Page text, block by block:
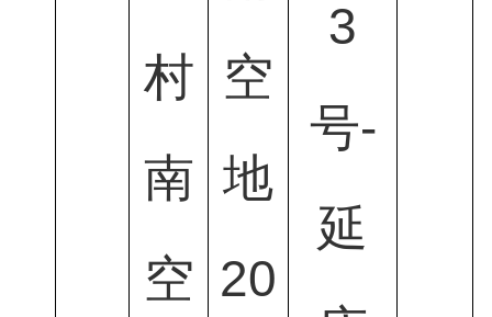
村
南
空
空
地
20
3
号-
延